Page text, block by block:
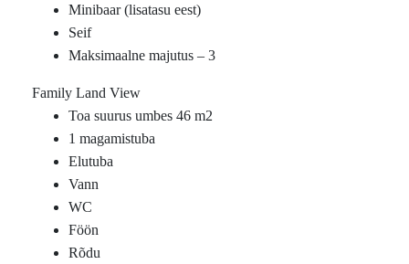
Minibaar (lisatasu eest)
Seif
Maksimaalne majutus – 3
Family Land View
Toa suurus umbes 46 m2
1 magamistuba
Elutuba
Vann
WC
Föön
Rõdu